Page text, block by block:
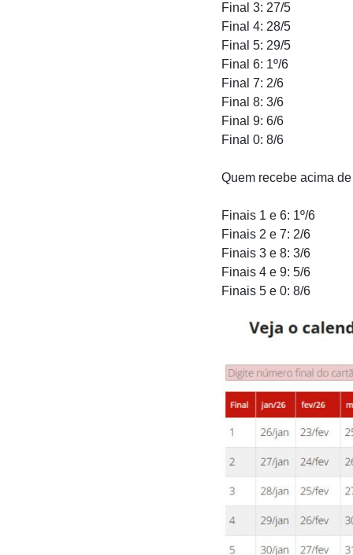
Final 3: 27/5
Final 4: 28/5
Final 5: 29/5
Final 6: 1º/6
Final 7: 2/6
Final 8: 3/6
Final 9: 6/6
Final 0: 8/6
Quem recebe acima
Finais 1 e 6: 1º/6
Finais 2 e 7: 2/6
Finais 3 e 8: 3/6
Finais 4 e 9: 5/6
Finais 5 e 0: 8/6